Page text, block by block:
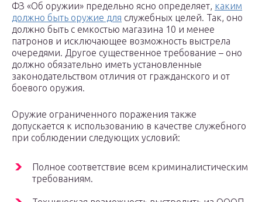
ФЗ «Об оружии» предельно ясно определяет, каким
должно быть оружие для служебных целей. Так, оно
должно быть с емкостью магазина 10 и менее
патронов и исключающее возможность выстрела
очередями. Другое существенное требование – оно
должно обязательно иметь установленные
законодательством отличия от гражданского и от
боевого оружия.
Оружие ограниченного поражения также
допускается к использованию в качестве служебного
при соблюдении следующих условий:
Полное соответствие всем криминалистическим
требованиям.